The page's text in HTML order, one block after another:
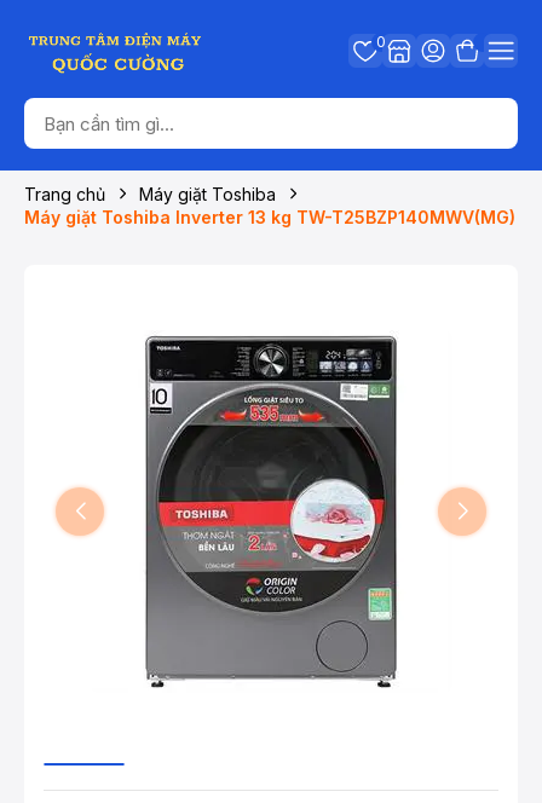
0
Trang chủ
Máy giặt Toshiba
Máy giặt Toshiba Inverter 13 kg TW-T25BZP140MWV(MG)